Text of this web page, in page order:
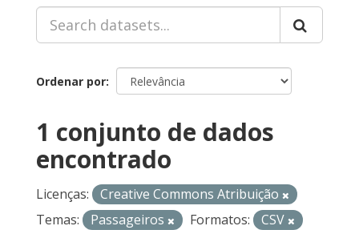
Ordenar por
1 conjunto de dados
encontrado
Licenças:
Creative Commons Atribuição
Temas:
Passageiros Formatos:
CSV